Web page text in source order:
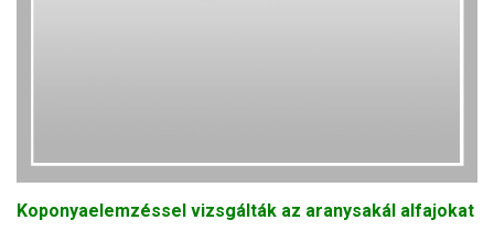
Koponyaelemzéssel vizsgálták az aranysakál alfajokat